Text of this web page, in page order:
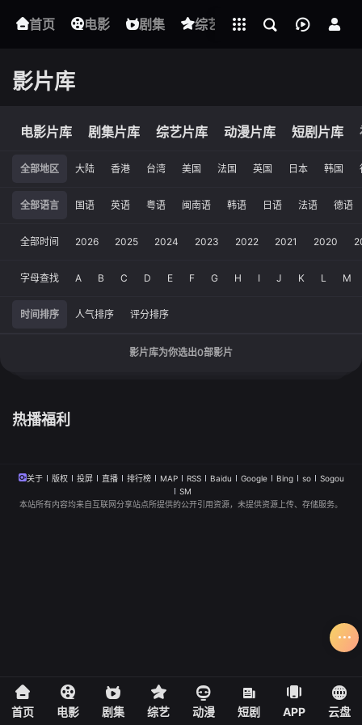
首页 电影 剧集 综艺 动漫 短剧
下载客户端
影片库
电影片库 剧集片库 综艺片库 动漫片库 短剧片库
全部地区 大陆 香港 台湾 美国 法国 英国 日本 韩国
全部语言 国语 英语 粤语 闽南语 韩语 日语 法语 德语
全部时间 2026 2025 2024 2023 2022 2021 2020
字母查找 A B C D E F G H I J K L M
时间排序 人气排序 评分排序
影片库为你选出0部影片
热播福利
关于 版权 投屏 直播 排行榜 MAP RSS Baidu Google Bing so
Sogou
SM
本站所有内容均来自互联网分享站点所提供的公开引用资源，未提供资源上传、存储服务。
首页 电影 剧集 综艺 动漫 短剧 APP 云盘